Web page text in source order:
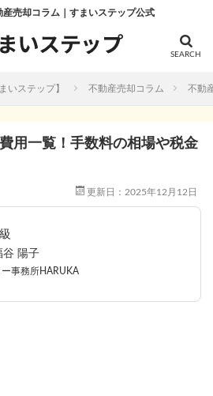
産売却コラム｜すまいステップ公式
いステップ】 不動産売却コラム 不動
用一覧！手数料の相場や税金
更新日：2025年12月12日
谷 陽子
ー事務所HARUKA